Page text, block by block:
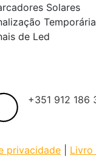
Solares
Temporária
de Led
+351 912 186
privacidade
Livro